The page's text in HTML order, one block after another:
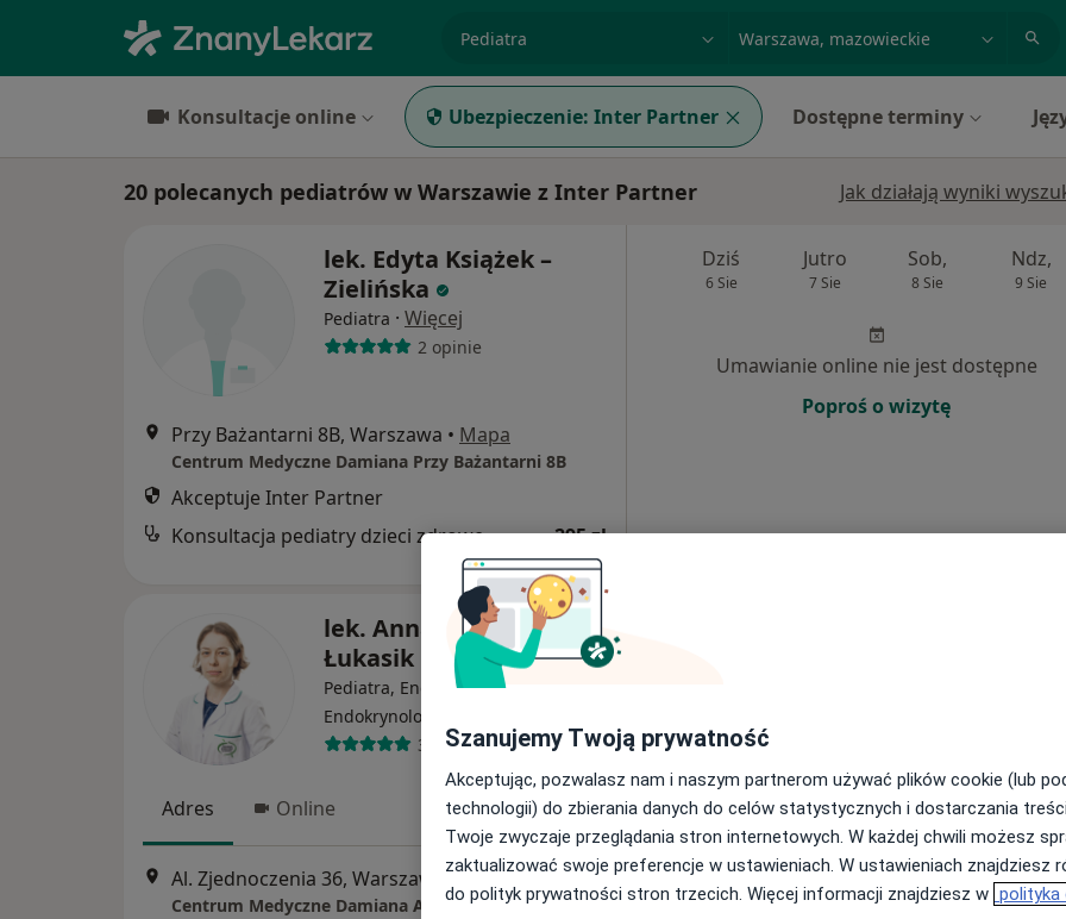
Konsultacje online Ubezpieczenie: Inter Partner Dostępne terminy
20 polecanych pediatrów w Warszawie z Inter Partner Jak działają wyniki
lek. Edyta Książek –
Zielińska
Pediatra · Więcej
2 opinie
Przy Bażantarni 8B, Warszawa • Mapa
Centrum Medyczne Damiana Przy Bażantarni 8B
Akceptuje Inter Partner
Konsultacja pediatry dzieci zdrowe
295 zł
Dziś
6 Sie
Jutro
7 Sie
Sob,
8 Sie
Ndz,
9 Sie
Umawianie online nie jest dostępne
Poproś o wizytę
lek. Anna Mołdoch-
Łukasik
Pediatra, Endokrynolog,
Endokrynolog dziecięcy
35 opinii
Adres Online
Al. Zjednoczenia 36, Warszawa •Mapa
Centrum Medyczne Damiana Al. Zjednoczenia 36
Umawianie online nie jest dostępne
Poproś o wizytę
Szanujemy Twoją prywatność
Akceptując, pozwalasz nam i naszym partnerom używać plików cookie (lub
technologii) do zbierania danych do celów statystycznych i dostarczania
Twoje zwyczaje przeglądania stron internetowych. W każdej chwili możesz
zaktualizować swoje preferencje w ustawieniach. W ustawieniach znajdziesz
do polityk prywatności stron trzecich. Więcej informacji znajdziesz w polityka